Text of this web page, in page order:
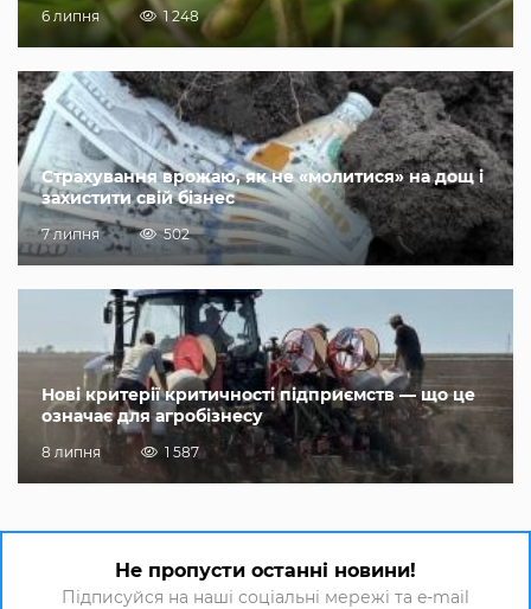
6 липня 1 248
Страхування врожаю, як не «молитися» на дощ і
захистити свій бізнес
7 липня 502
Нові критерії критичності підприємств — що це
означає для агробізнесу
8 липня 1 587
Не пропусти останні новини!
Підписуйся на наші соціальні мережі та e-mail